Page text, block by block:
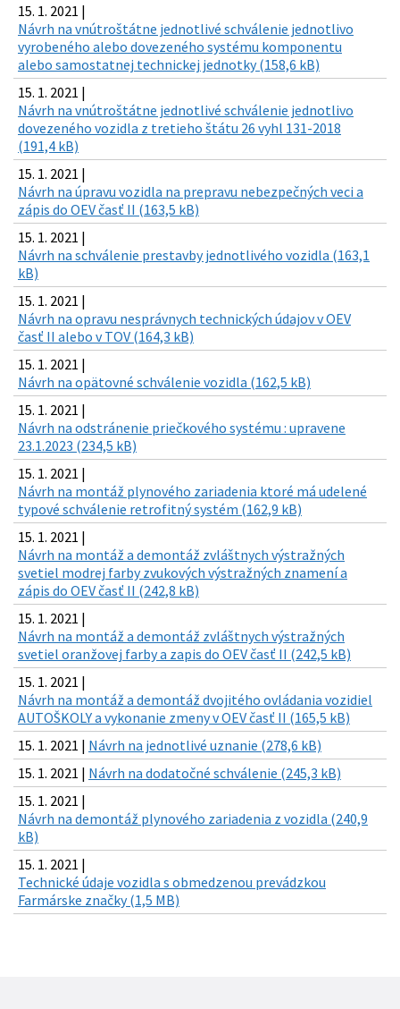
15. 1. 2021 |
Návrh na vnútroštátne jednotlivé schválenie jednotlivo
vyrobeného alebo dovezeného systému komponentu
alebo samostatnej technickej jednotky (158,6 kB)
15. 1. 2021 |
Návrh na vnútroštátne jednotlivé schválenie jednotlivo
dovezeného vozidla z tretieho štátu 26 vyhl 131-2018
(191,4 kB)
15. 1. 2021 |
Návrh na úpravu vozidla na prepravu nebezpečných veci a
zápis do OEV časť II (163,5 kB)
15. 1. 2021 |
Návrh na schválenie prestavby jednotlivého vozidla (163,1
kB)
15. 1. 2021 |
Návrh na opravu nesprávnych technických údajov v OEV
časť II alebo v TOV (164,3 kB)
15. 1. 2021 |
Návrh na opätovné schválenie vozidla (162,5 kB)
15. 1. 2021 |
Návrh na odstránenie priečkového systému : upravene
23.1.2023 (234,5 kB)
15. 1. 2021 |
Návrh na montáž plynového zariadenia ktoré má udelené
typové schválenie retrofitný systém (162,9 kB)
15. 1. 2021 |
Návrh na montáž a demontáž zvláštnych výstražných
svetiel modrej farby zvukových výstražných znamení a
zápis do OEV časť II (242,8 kB)
15. 1. 2021 |
Návrh na montáž a demontáž zvláštnych výstražných
svetiel oranžovej farby a zapis do OEV časť II (242,5 kB)
15. 1. 2021 |
Návrh na montáž a demontáž dvojitého ovládania vozidiel
AUTOŠKOLY a vykonanie zmeny v OEV časť II (165,5 kB)
15. 1. 2021 | Návrh na jednotlivé uznanie (278,6 kB)
15. 1. 2021 | Návrh na dodatočné schválenie (245,3 kB)
15. 1. 2021 |
Návrh na demontáž plynového zariadenia z vozidla (240,9
kB)
15. 1. 2021 |
Technické údaje vozidla s obmedzenou prevádzkou
Farmárske značky (1,5 MB)